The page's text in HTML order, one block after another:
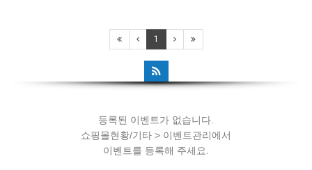
1
등록된 이벤트가 없습니다.
쇼핑몰현황/기타 > 이벤트관리에서
이벤트를 등록해 주세요.
등록된 이벤트가 없습니다.
쇼핑몰현황/기타 > 이벤트관리에서
이벤트를 등록해 주세요.